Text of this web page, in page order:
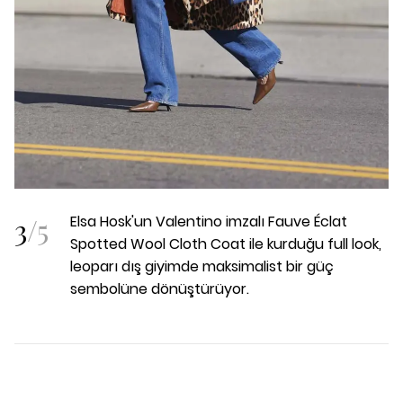
3/5
Elsa Hosk'un Valentino imzalı Fauve Éclat
Spotted Wool Cloth Coat ile kurduğu full look,
leoparı dış giyimde maksimalist bir güç
sembolüne dönüştürüyor.